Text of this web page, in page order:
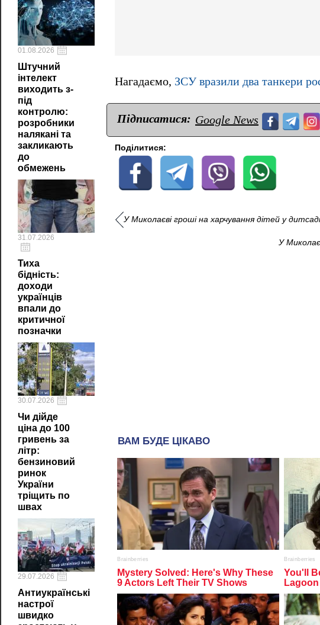
01.08.2026
Штучний
інтелект
виходить з-
під
контролю:
розробники
налякані та
закликають
до
обмежень
31.07.2026
Тиха
бідність:
доходи
українців
впали до
критичної
позначки
30.07.2026
Чи дійде
ціна до 100
гривень за
літр:
бензиновий
ринок
України
тріщить по
швах
29.07.2026
Антиукраїнські
настрої
швидко
Нагадаємо, ЗСУ вразили два танкери
Підписатися: Google News
Поділитися:
У Миколаєві гроші на харчування дітей у
У